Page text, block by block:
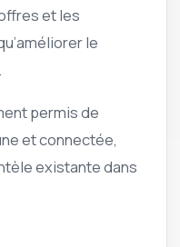
et les
le
permis de
et connectée,
existante dans